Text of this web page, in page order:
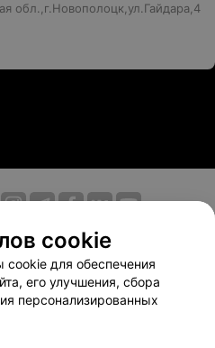
обл.,г.Новополоцк,ул.Гайдара,4
Размещение рекламы
Публичный договор
Способы оплаты
Партнеры
cookie
cookie для обеспечения
его улучшения, сбора
персонализированных